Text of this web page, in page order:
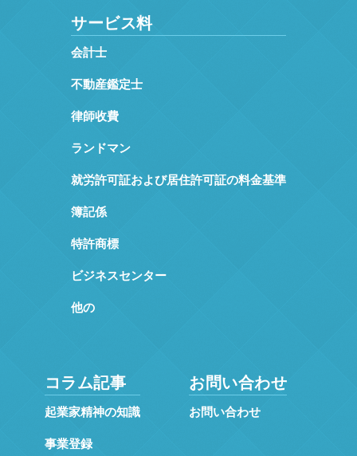
サービス料
会計士
不動産鑑定士
律師收費
ランドマン
就労許可証および居住許可証の料金基準
簿記係
特許商標
ビジネスセンター
他の
コラム記事
起業家精神の知識
事業登録
お問い合わせ
お問い合わせ